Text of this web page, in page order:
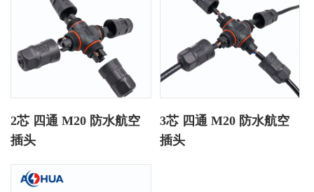
2芯 四通 M20 防水航空
插头
3芯 四通 M20 防水航空
插头